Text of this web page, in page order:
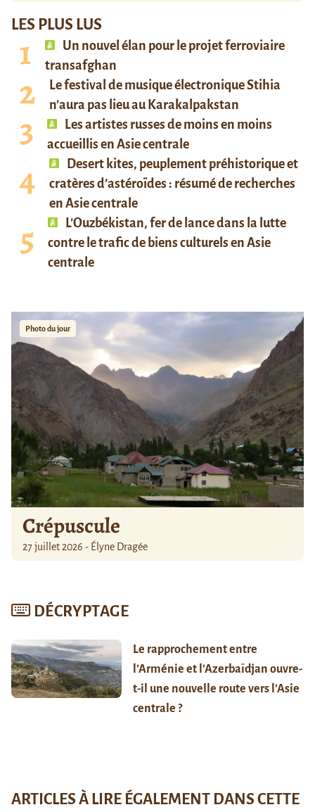
LES PLUS LUS
Un nouvel élan pour le projet ferroviaire
transafghan
Le festival de musique électronique Stihia
n’aura pas lieu au Karakalpakstan
Les artistes russes de moins en moins
accueillis en Asie centrale
Desert kites, peuplement préhistorique et
cratères d’astéroïdes : résumé de recherches
en Asie centrale
L’Ouzbékistan, fer de lance dans la lutte
contre le trafic de biens culturels en Asie
centrale
Photo du jour
Crépuscule
27 juillet 2026 - Élyne Dragée
DÉCRYPTAGE
Le rapprochement entre
l’Arménie et l’Azerbaïdjan ouvre-
t-il une nouvelle route vers l’Asie
centrale ?
ARTICLES À LIRE ÉGALEMENT DANS CETTE